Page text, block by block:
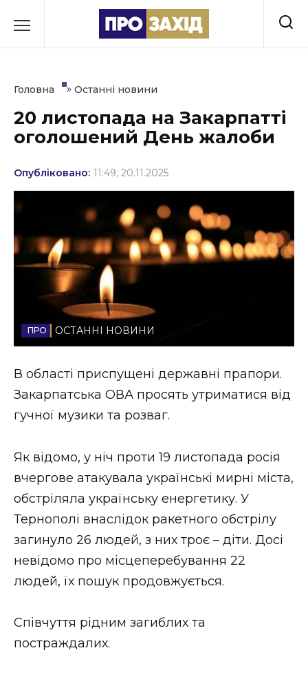
до
Культура
Освіта
Соціум
Спорт
Стиль життя
Втрачений Ужгород (відеоверсія)
ЗАКАРПАТСЬКІ НОВИНИ
НОВИНИ ЗАХІДНОЇ УКРАЇНИ
ФОТО
ВІДЕО
Головна » Останні новини
20 листопада на Закарпатті
оголошений День жалоби
Опубліковано: 11:49, 20.11.2025
ОСТАННІ НОВИНИ
В області приспущені державні прапори.
Закарпатська ОВА просять утриматися від
гучної музики та розваг.
Як відомо, у ніч проти 19 листопада росія
вчергове атакувала українські мирні міста,
обстріляла українську енергетику. У
Тернополі внаслідок ракетного обстрілу
загинуло 26 людей, з них троє – діти. Досі
невідомо про місцеперебування 22
людей, їх пошук продовжується.
Співчуття рідним загиблих та
постраждалих.